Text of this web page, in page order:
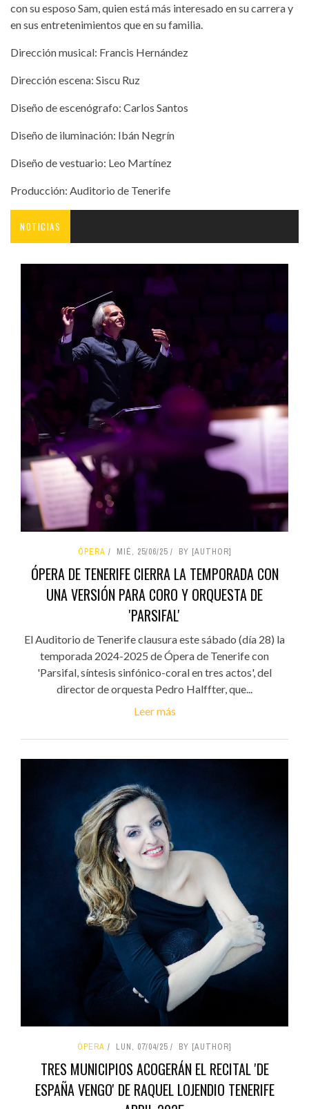
con su esposo Sam, quien está más interesado en su carrera y
en sus entretenimientos que en su familia.
Dirección musical: Francis Hernández
Dirección escena: Siscu Ruz
Diseño de escenógrafo: Carlos Santos
Diseño de iluminación: Ibán Negrín
Diseño de vestuario: Leo Martínez
Producción: Auditorio de Tenerife
NOTICIAS
ÓPERA MIÉ, 25/06/25 BY [AUTHOR]
ÓPERA DE TENERIFE CIERRA LA TEMPORADA CON
UNA VERSIÓN PARA CORO Y ORQUESTA DE
'PARSIFAL'
El Auditorio de Tenerife clausura este sábado (día 28) la
temporada 2024-2025 de Ópera de Tenerife con
'Parsifal, síntesis sinfónico-coral en tres actos', del
director de orquesta Pedro Halffter, que...
Leer más
ÓPERA LUN, 07/04/25 BY [AUTHOR]
TRES MUNICIPIOS ACOGERÁN EL RECITAL 'DE
ESPAÑA VENGO' DE RAQUEL LOJENDIO TENERIFE